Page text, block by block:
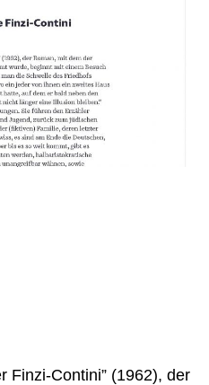
Finzi-Contini” (1962), der